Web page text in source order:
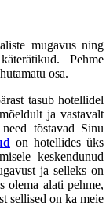
mugavus ning
Pehme
osa.
tasub hotellidel
ja vastavalt
tõstavad Sinu
on hotellides üks
keskendunud
ja selleks on
olema alati pehme,
sellised on ka meie